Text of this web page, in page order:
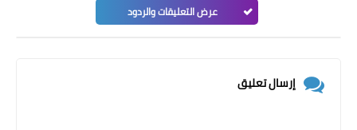
عرض التعليقات والردود
إرسال تعليق